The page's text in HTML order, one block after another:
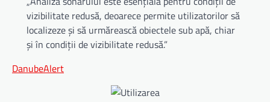
vizibilitate redusă, deoarece permite utilizatorilor să
localizeze și să urmărească obiectele sub apă, chiar
și în condiții de vizibilitate redusă.”
DanubeAlert